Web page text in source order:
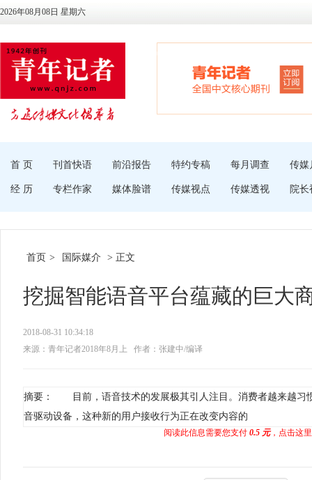
2026年08月08日 星期六
首 页 刊首快语 前沿报告 特约专稿 每月调查 传媒
经 历 专栏作家 媒体脸谱 传媒视点 传媒透视 院长
首页 > 国际媒介 > 正文
挖掘智能语音平台蕴藏的巨大
2018-08-31 10:34:18
来源：青年记者2018年8月上
作者：张建中/编译
摘要： 目前，语音技术的发展极其引人注目。消费者越来越习
音驱动设备，这种新的用户接收行为正在改变内容的
阅读此信息需要您支付 0.5 元，点击这